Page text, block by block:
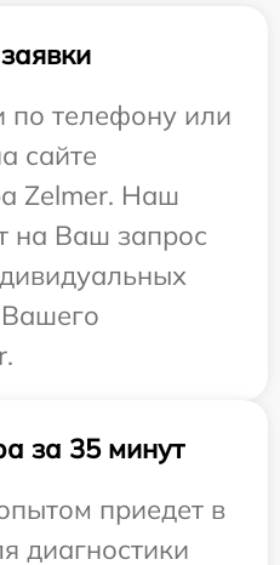
по телефону или
сайте
Zelmer. Наш
на Ваш запрос
за 35 минут
приедет в
диагностики